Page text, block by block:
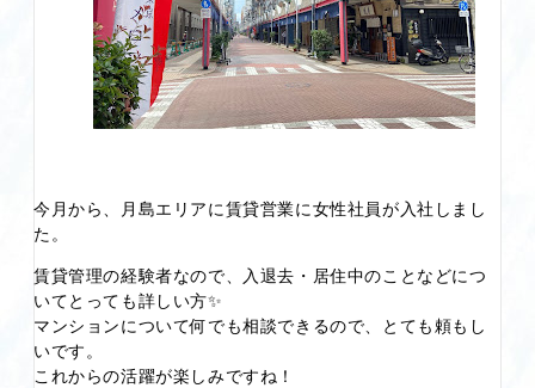
今月から、月島エリアに賃貸営業に女性社員が入社しまし
た。
賃貸管理の経験者なので、入退去・居住中のことなどにつ
いてとっても詳しい方✨
マンションについて何でも相談できるので、とても頼もし
いです。
これからの活躍が楽しみですね！